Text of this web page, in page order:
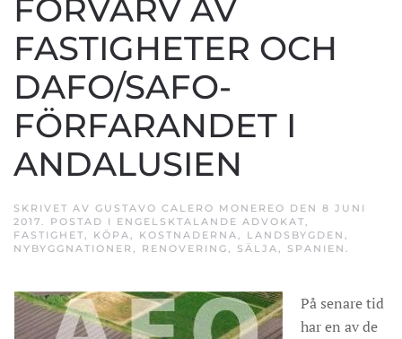
FÖRVÄRV AV
FASTIGHETER OCH
DAFO/SAFO-
FÖRFARANDET I
ANDALUSIEN
SKRIVET AV GUSTAVO CALERO MONEREO DEN 8 JUNI
2017. POSTAD I ENGELSKTALANDE ADVOKAT,
FASTIGHET, KÖPA, KOSTNADERNA, LANDSBYGDEN ,
NYBYGGNATIONER , RENOVERING, SÄLJA, SPANIEN .
På senare tid
har en av de